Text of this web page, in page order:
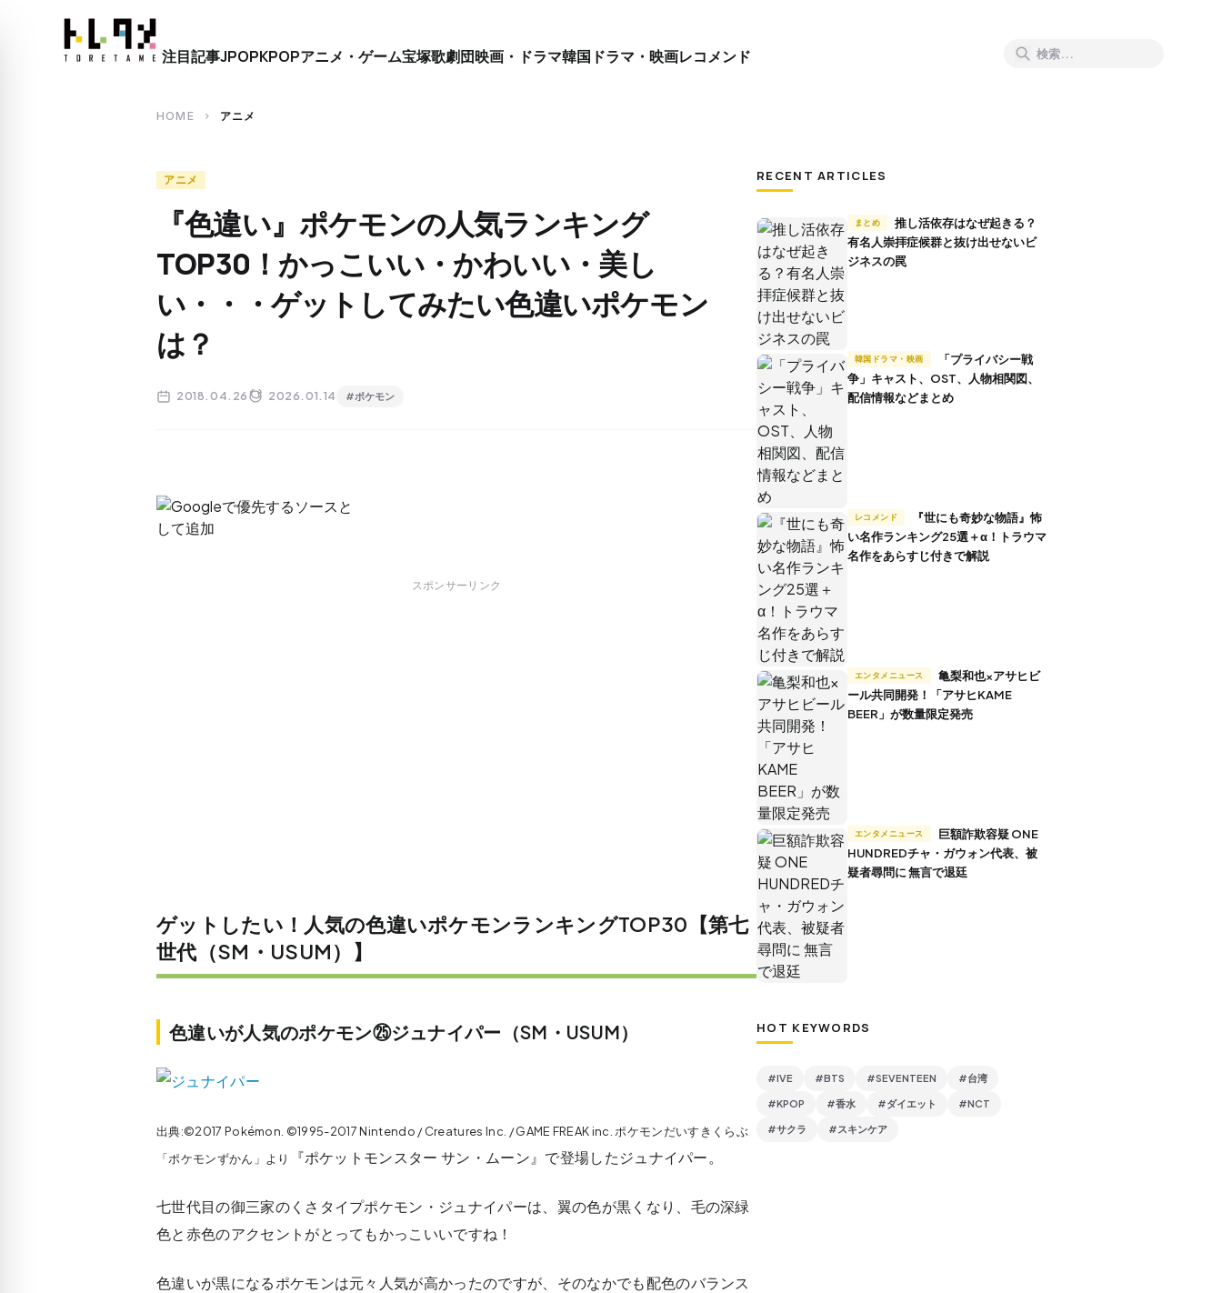
close
注目記事JPOPKPOPアニメ・ゲーム宝塚歌劇団映画・ドラマ韓国ドラマ・映画レコメンド
HOME chevron_right アニメ
アニメ
『色違い』ポケモンの人気ランキング
TOP30！かっこいい・かわいい・美し
い・・・ゲットしてみたい色違いポケモン
は？
2018.04.26 2026.01.14 #ポケモン
スポンサーリンク
ゲットしたい！人気の色違いポケモンランキングTOP30【第七
世代（SM・USUM）】
色違いが人気のポケモン㉕ジュナイパー（SM・USUM）
出典:©2017 Pokémon. ©1995-2017 Nintendo / Creatures Inc. / GAME FREAK inc. ポケモンだいすきくらぶ
「ポケモンずかん」より
『ポケットモンスター サン・ムーン』で登場したジュナイパー。
七世代目の御三家のくさタイプポケモン・ジュナイパーは、翼の色が黒くなり、毛の深緑
色と赤色のアクセントがとってもかっこいいですね！
色違いが黒になるポケモンは元々人気が高かったのですが、そのなかでも配色のバランス
RECENT ARTICLES
まとめ
推し活依存はなぜ起きる？
有名人崇拝症候群と抜け出せないビ
ジネスの罠
韓国ドラマ・映画
争」キャスト、OST、人物相関図、
配信情報などまとめ
レコメンド
い名作ランキング25選＋α！トラウマ
名作をあらすじ付きで解説
エンタメニュース
ール共同開発！「アサヒKAME
BEER」が数量限定発売
エンタメニュース
HUNDREDチャ・ガウォン代表、被
疑者尋問に 無言で退廷
HOT KEYWORDS
#IVE #BTS #SEVENTEEN #台湾
#KPOP #香水 #ダイエット #NCT
#サクラ #スキンケア